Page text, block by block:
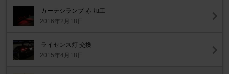
カーテシランプ 赤 加工
2016年2月18日
ライセンス灯 交換
2015年4月18日